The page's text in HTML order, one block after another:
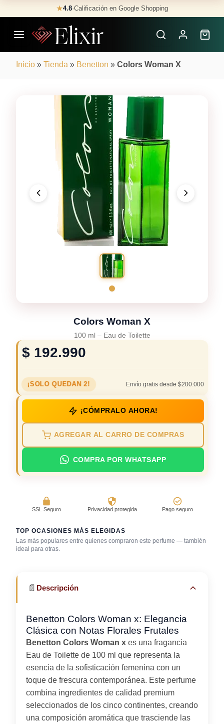
to
content
★4.8·Calificación en Google Shopping
Inicio » Tienda » Benetton » Colors Woman X
Colors Woman X
100 ml – Eau de Toilette
$ 192.990
¡SOLO QUEDAN 2! Envío gratis desde $200.000
¡CÓMPRALO AHORA!
AGREGAR AL CARRO DE COMPRAS
COMPRA POR WHATSAPP
SSL Seguro Privacidad protegida Pago seguro
TOP OCASIONES MÁS ELEGIDAS
Las más populares entre quienes compraron este perfume — también
ideal para otras.
Después de la
ducha
📄 Descripción
Benetton Colors Woman x: Elegancia
Clásica con Notas Florales Frutales
Benetton Colors Woman x es una fragancia
Eau de Toilette de 100 ml que representa la
esencia de la sofisticación femenina con un
toque de frescura contemporánea. Este perfume
combina ingredientes de calidad premium
seleccionados de los cinco continentes, creando
una composición aromática que trasciende las